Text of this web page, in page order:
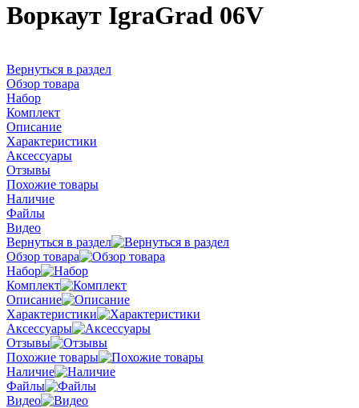
Воркаут IgraGrad 06V
Вернуться в раздел
Обзор товара
Набор
Комплект
Описание
Характеристики
Аксессуары
Отзывы
Похожие товары
Наличие
Файлы
Видео
Вернуться в раздел
Обзор товара
Набор
Комплект
Описание
Характеристики
Аксессуары
Отзывы
Похожие товары
Наличие
Файлы
Видео